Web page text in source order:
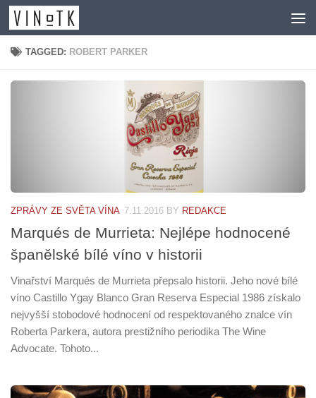
Skip to content
TAGGED: ROBERT PARKER
ZPRÁVY ZE SVĚTA VÍNA 7.11.2016 BY REDAKCE
Marqués de Murrieta: Nejlépe hodnocené
španělské bílé víno v historii
Vinařství Marqués de Murrieta přepsalo historii. Jeho nové bílé
víno Castillo Ygay Blanco Gran Reserva Especial 1986 získalo
nejvyšší stobodové hodnocení od respektovaného znalce vín
Roberta Parkera, autora prestižního periodika The Wine
Advocate. Tohoto...